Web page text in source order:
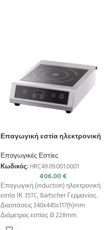
Επαγωγική εστία ηλεκτρονική
Επαγωγικές Εστίες
Κωδικός: HRC49.09.001.0001
406.00€
Επαγωγική (induction) ηλεκτρονική
εστία ΙΚ 35TC, Bartscher Γερμανίας.
Διαστάσεις 340x445x117(h)mm
Διάμετρος εστίας Ø 228mm
Διαστάσεις γυάλινης επιφάνειας